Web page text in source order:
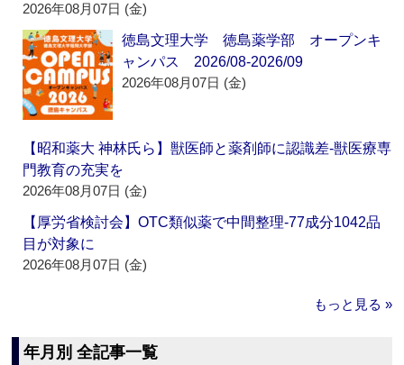
2026年08月07日 (金)
徳島文理大学 徳島薬学部 オープンキ
ャンパス 2026/08-2026/09
2026年08月07日 (金)
【昭和薬大 神林氏ら】獣医師と薬剤師に認識差‐獣医療専
門教育の充実を
2026年08月07日 (金)
【厚労省検討会】OTC類似薬で中間整理‐77成分1042品
目が対象に
2026年08月07日 (金)
もっと見る »
年月別 全記事一覧